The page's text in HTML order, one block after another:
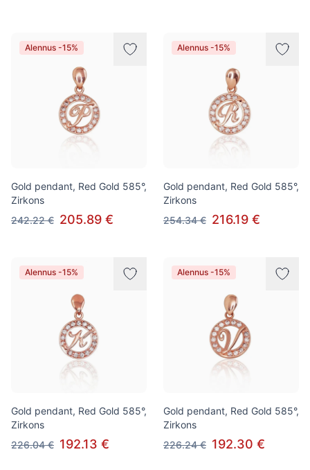
Alennus -15%
Gold pendant, Red Gold 585°,
Zirkons
242.22 € 205.89 €
Alennus -15%
Gold pendant, Red Gold 585°,
Zirkons
254.34 € 216.19 €
Alennus -15%
Gold pendant, Red Gold 585°,
Zirkons
226.04 € 192.13 €
Alennus -15%
Gold pendant, Red Gold 585°,
Zirkons
226.24 € 192.30 €